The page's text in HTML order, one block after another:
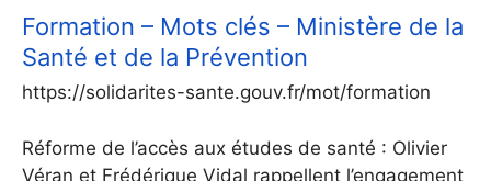
Formation – Mots clés – Ministère de la
Santé et de la Prévention
https://solidarites-sante.gouv.fr/mot/formation
Réforme de l’accès aux études de santé : Olivier
Véran et Frédérique Vidal rappellent l’engagement